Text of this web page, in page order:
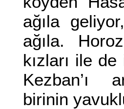
ağıla
ağıla.
kızları ile
Kezban’ı
birinin